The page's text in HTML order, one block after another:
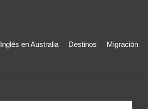
Inglés en Australia Destinos Migración